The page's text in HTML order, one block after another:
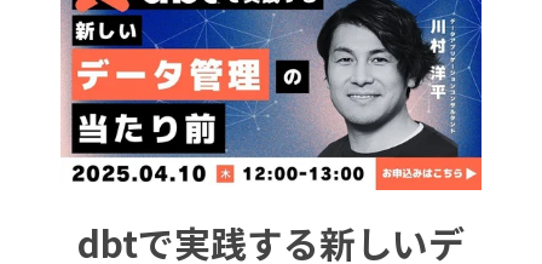
dbtで実践する新しいデ